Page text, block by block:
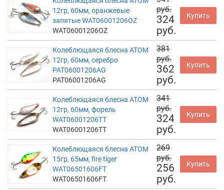
12гр, 60мм, оранжевые
запятые WAT06001206OZ
WAT06001206OZ
руб.
324
руб.
Купить
Колеблющаяся блесна АТОМ
12гр, 60мм, серебро
PAT06001206AG
PAT06001206AG
381
руб.
362
руб.
Купить
Колеблющаяся блесна АТОМ
12гр, 60мм, форель
WAT06001206TT
WAT06001206TT
341
руб.
324
руб.
Купить
Колеблющаяся блесна АТОМ
15гр, 65мм, fire tiger
WAT06501606FT
WAT06501606FT
269
руб.
256
руб.
Купить